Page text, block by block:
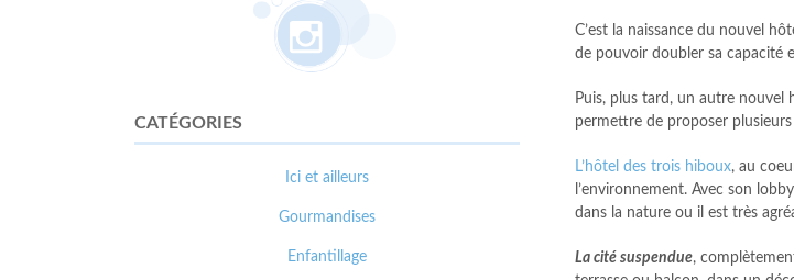
C’est la naissance du nouvel
de pouvoir doubler sa capacité
Puis, plus tard, un autre nouvel
permettre de proposer
L’hôtel des trois hiboux, au
l’environnement. Avec son
dans la nature ou il est très
La cité suspendue,
CATÉGORIES
Ici et ailleurs
Gourmandises
Enfantillage